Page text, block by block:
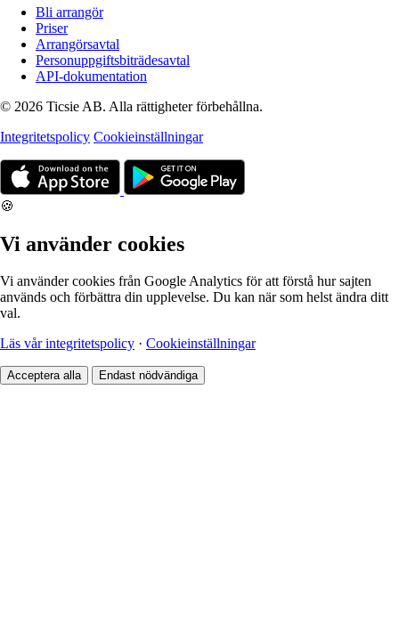
Bli arrangör
Priser
Arrangörsavtal
Personuppgiftsbiträdesavtal
API-dokumentation
© 2026 Ticsie AB. Alla rättigheter förbehållna.
Integritetspolicy Cookieinställningar
🍪
Vi använder cookies
Vi använder cookies från Google Analytics för att förstå hur sajten
används och förbättra din upplevelse. Du kan när som helst ändra ditt
val.
Läs vår integritetspolicy · Cookieinställningar
Acceptera alla Endast nödvändiga